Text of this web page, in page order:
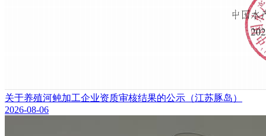
关于养殖河鲀加工企业资质审核结果的公示（江苏豚岛）
2026-08-06